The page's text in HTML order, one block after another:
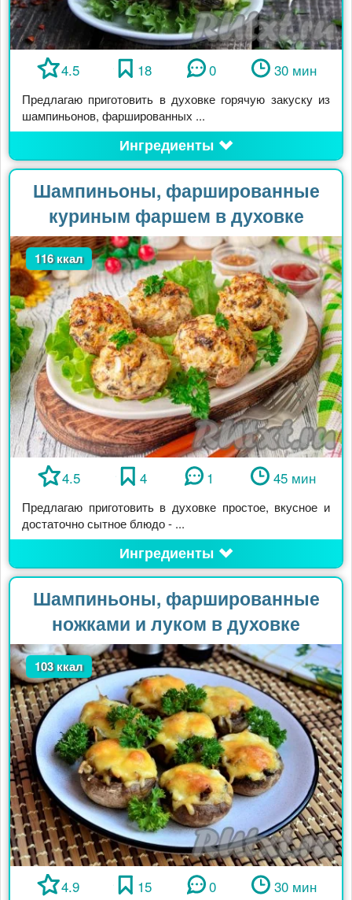
4.5 18 0 30 мин
Предлагаю приготовить в духовке горячую закуску из
шампиньонов, фаршированных ...
Ингредиенты
Шампиньоны, фаршированные
куриным фаршем в духовке
116 ккал
4.5 4 1 45 мин
Предлагаю приготовить в духовке простое, вкусное и
достаточно сытное блюдо - ...
Ингредиенты
Шампиньоны, фаршированные
ножками и луком в духовке
103 ккал
4.9 15 0 30 мин